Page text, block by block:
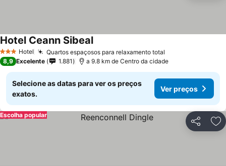
3 EstrelasHotel Quartos espaçosos para relaxamento total
Hotel Ceann Sibeal
8,9 Excelente 1.881 a 9.8 km de Centro da cidade
Selecione as datas para ver os preços
exatos.
Ver preços
Partilhar
Escolha popular